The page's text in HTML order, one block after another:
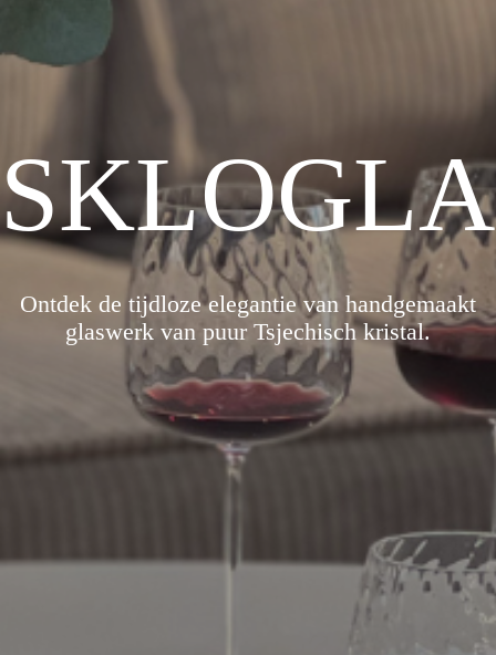
Ontdek de tijdloze elegantie van handgemaakt
glaswerk van puur Tsjechisch kristal.